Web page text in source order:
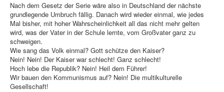
Nach dem Gesetz der Serie wäre also in Deutschland der nächste
grundlegende Umbruch fällig. Danach wird wieder einmal, wie jedes
Mal bisher, mit hoher Wahrscheinlichkeit all das nicht mehr gelten
wird, was der Vater in der Schule lernte, vom Großvater ganz zu
schweigen.
Wie sang das Volk einmal? Gott schütze den Kaiser?
Nein! Nein! Der Kaiser war schlecht! Ganz schlecht!
Hoch lebe die Republik? Nein! Heil dem Führer!
Wir bauen den Kommunismus auf? Nein! Die multikulturelle
Gesellschaft!